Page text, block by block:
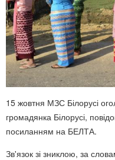
15 жовтня МЗС Білорусі
громадянка Білорусі,
посиланням на БЕЛТА.
Зв'язок зі зниклою, за